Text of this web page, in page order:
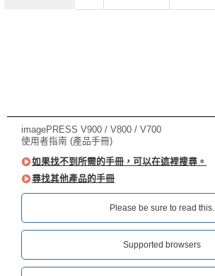
imagePRESS V900 / V800 / V700
使用者指南 (產品手冊)
如果找不到所需的手冊，可以在這裡搜尋。
尋找其他產品的手冊
Please be sure to read this.‎
Supported browsers